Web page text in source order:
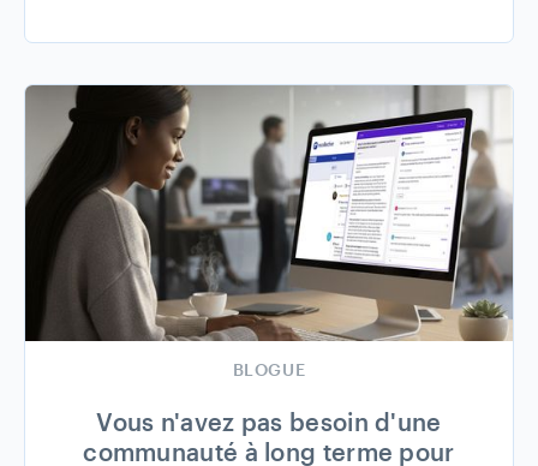
BLOGUE
Vous n'avez pas besoin d'une
communauté à long terme pour